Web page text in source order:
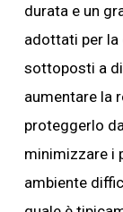
durata e un
adottati per
sottoposti a
aumentare la
proteggerlo
minimizzare i
ambiente